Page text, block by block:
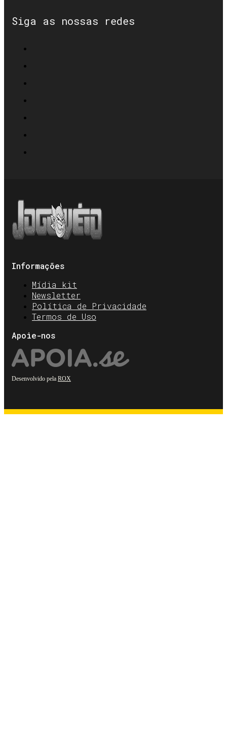
Siga as nossas redes
Informações
Mídia kit
Newsletter
Política de Privacidade
Termos de Uso
Apoie-nos
Desenvolvido pela ROX